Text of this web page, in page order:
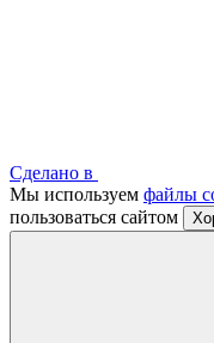
Сделано в
Мы используем файлы
пользоваться сайтом